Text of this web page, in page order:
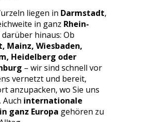
liegen in Darmstadt,
in ganz Rhein-
darüber hinaus: Ob
Mainz, Wiesbaden,
Heidelberg oder
– wir sind schnell vor
vernetzt und bereit,
anzupacken, wo Sie uns
Auch internationale
n ganz Europa gehören zu